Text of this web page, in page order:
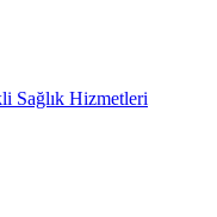
Sağlık Hizmetleri